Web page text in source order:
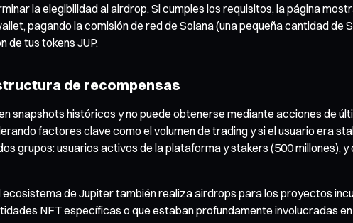
la elegibilidad al airdrop. Si cumples los requisitos, la página
pagando la comisión de red de Solana (una pequeña cantidad
de tus tokens JUP.
de recompensas
snapshots históricos y no puede obtenerse mediante acciones de
factores clave como el volumen de trading y si el usuario era
grupos: usuarios activos de la plataforma y stakers (500
de Jupiter también realiza airdrops para los proyectos
NFT específicas o que estaban profundamente involucradas